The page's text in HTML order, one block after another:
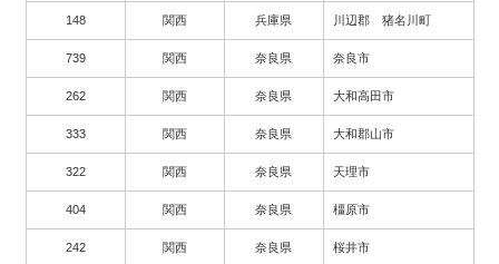
148 関西 兵庫県 川辺郡 猪名川町
739 関西 奈良県 奈良市
262 関西 奈良県 大和高田市
333 関西 奈良県 大和郡山市
322 関西 奈良県 天理市
404 関西 奈良県 橿原市
242 関西 奈良県 桜井市